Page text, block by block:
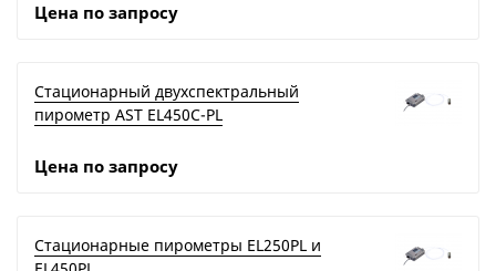
Цена по запросу
Стационарный двухспектральный
пирометр AST EL450C-PL
Цена по запросу
Стационарные пирометры EL250PL и